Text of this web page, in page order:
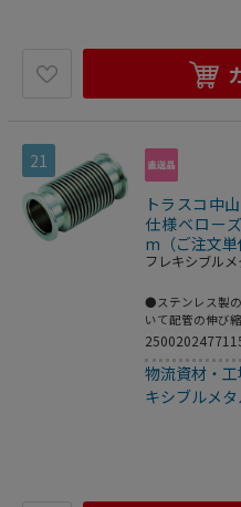
21
トラスコ中
仕様ベロー
m（ご注文単
フレキシブル
●ステンレス製
いて配管の伸び
用。●全長(mm)
力：FV～大気圧
耐熱温度により
乗]]Pa・[[Ｍ3]]/
(SUS316L)●フ
物流資材・
キシブルメタ